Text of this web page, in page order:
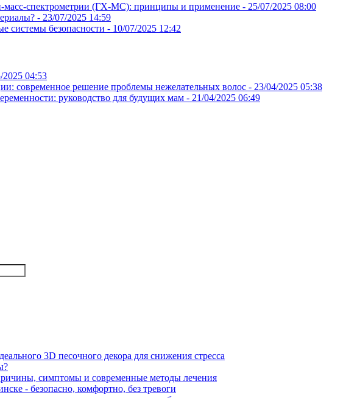
масс-спектрометрии (ГХ-МС): принципы и применение - 25/07/2025 08:00
- 23/07/2025 14:59
системы безопасности - 10/07/2025 12:42
2025 04:53
современное решение проблемы нежелательных волос - 23/04/2025 05:38
руководство для будущих мам - 21/04/2025 06:49
3D песочного декора для снижения стресса
симптомы и современные методы лечения
- безопасно, комфортно, без тревоги